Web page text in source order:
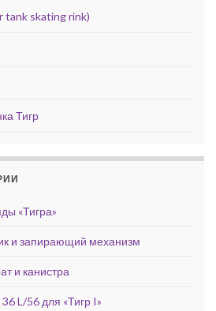
tank skating rink)
Тигр
«Тигра»
и запирающий механизм
и канистра
L/56 для «Тигр I»